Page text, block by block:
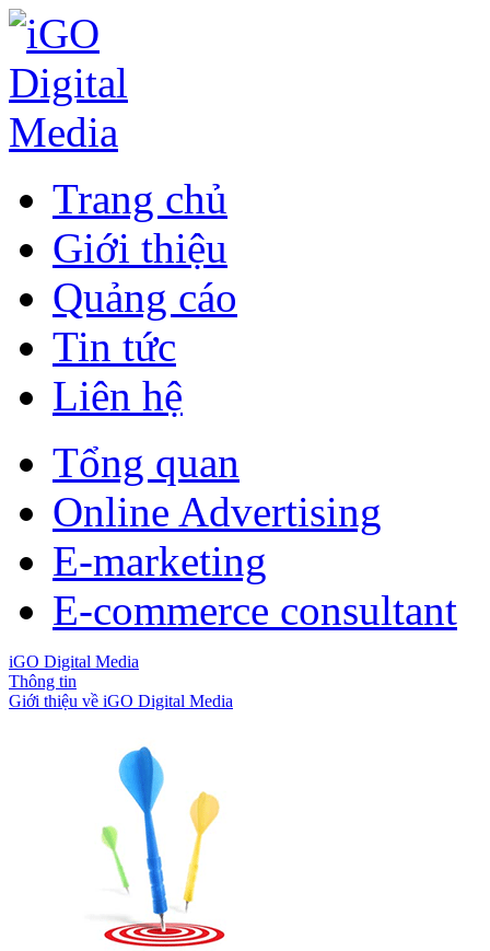
Trang chủ
Giới thiệu
Quảng cáo
Tin tức
Liên hệ
Tổng quan
Online Advertising
E-marketing
E-commerce consultant
iGO Digital Media
Thông tin
Giới thiệu về iGO Digital Media